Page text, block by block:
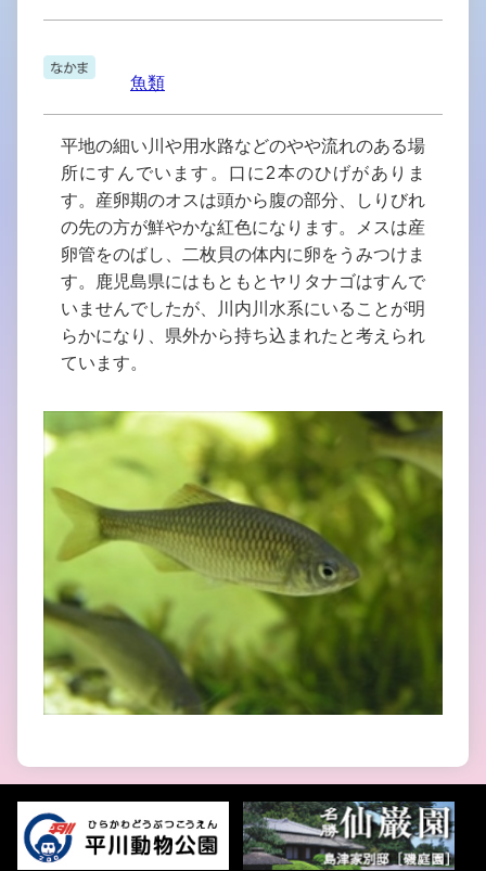
魚類
平地の細い川や用水路などのやや流れのある場
所にすんでいます。口に2本のひげがありま
す。産卵期のオスは頭から腹の部分、しりびれ
の先の方が鮮やかな紅色になります。メスは産
卵管をのばし、二枚貝の体内に卵をうみつけま
す。鹿児島県にはもともとヤリタナゴはすんで
いませんでしたが、川内川水系にいることが明
らかになり、県外から持ち込まれたと考えられ
ています。